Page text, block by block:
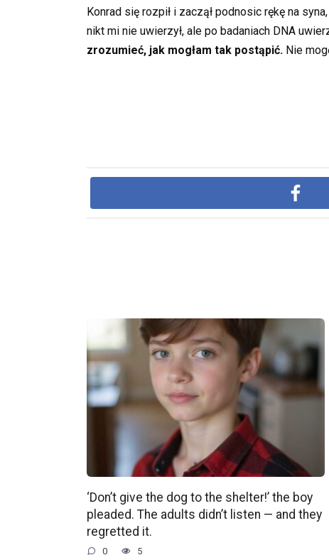
Konrad się rozpił i zaczął podnosic rękę na
nikt mi nie uwierzył, ale po badaniach DNA
zrozumieć, jak mogłam tak postąpić. Nie
‘Don’t give the dog to the shelter!’ the boy
pleaded. The adults didn’t listen — and they
regretted it.
0 5